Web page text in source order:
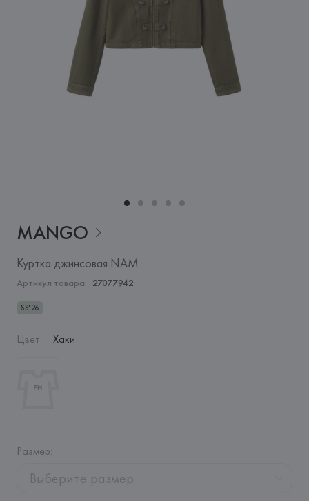
MANGO
Куртка джинсовая NAM
Артикул товара: 27077942
SS'26
Цвет: Хаки
Размер:
Выберите размер